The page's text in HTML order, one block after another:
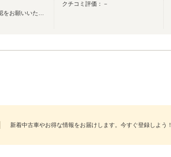
ご来店の際は事前にお電話にて在庫確認をお願いいたします。
クチコミ評価：－
新着中古車やお得な情報をお届けします。今すぐ登録しよう！